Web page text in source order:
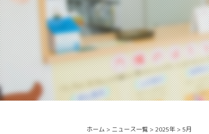
ホーム > ニュース一覧 > 2025年 > 5月